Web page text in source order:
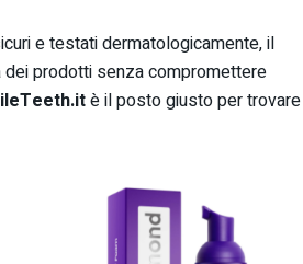
e testati dermatologicamente, il
prodotti senza compromettere
è il posto giusto per trovare